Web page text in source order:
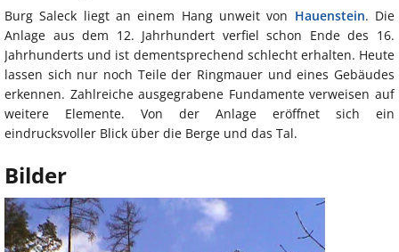
Burg Saleck liegt an einem Hang unweit von Hauenstein. Die
Anlage aus dem 12. Jahrhundert verfiel schon Ende des 16.
Jahrhunderts und ist dementsprechend schlecht erhalten. Heute
lassen sich nur noch Teile der Ringmauer und eines Gebäudes
erkennen. Zahlreiche ausgegrabene Fundamente verweisen auf
weitere Elemente. Von der Anlage eröffnet sich ein
eindrucksvoller Blick über die Berge und das Tal.
Bilder